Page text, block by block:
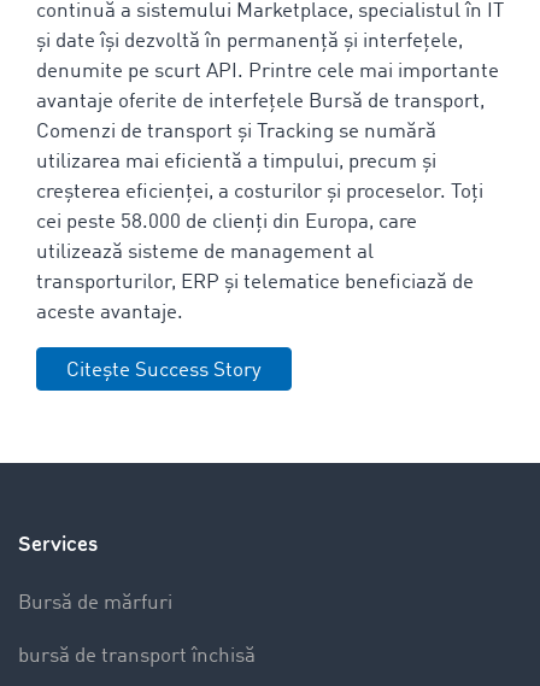
continuă a sistemului Marketplace, specialistul în IT
și date își dezvoltă în permanență și interfețele,
denumite pe scurt API. Printre cele mai importante
avantaje oferite de interfețele Bursă de transport,
Comenzi de transport și Tracking se numără
utilizarea mai eficientă a timpului, precum și
creșterea eficienței, a costurilor și proceselor. Toți
cei peste 58.000 de clienți din Europa, care
utilizează sisteme de management al
transporturilor, ERP și telematice beneficiază de
aceste avantaje.
Citește Success Story
Services
Bursă de mărfuri
bursă de transport închisă